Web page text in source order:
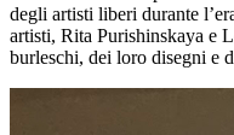
degli artisti liberi durante
artisti, Rita Purishinskaya e
burleschi, dei loro disegni e